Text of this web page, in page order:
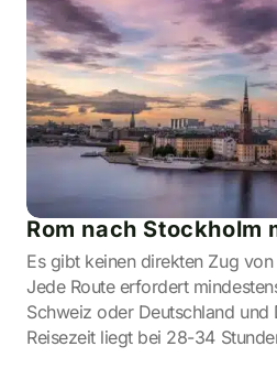
Rom nach Stockholm
Es gibt keinen direkten Zug
Jede Route erfordert
Schweiz oder Deutschland und
Reisezeit liegt bei 28-34